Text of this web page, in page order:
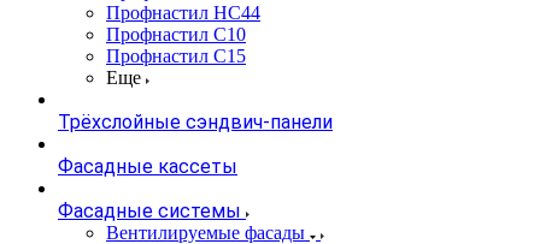
Профнастил НС44
Профнастил С10
Профнастил С15
Еще
Трёхслойные сэндвич-панели
Фасадные кассеты
Фасадные системы
Вентилируемые фасады